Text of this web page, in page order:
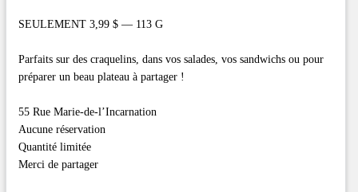
SEULEMENT 3,99 $ — 113 G
Parfaits sur des craquelins, dans vos salades, vos sandwichs ou pour
préparer un beau plateau à partager !
55 Rue Marie-de-l’Incarnation
Aucune réservation
Quantité limitée
Merci de partager